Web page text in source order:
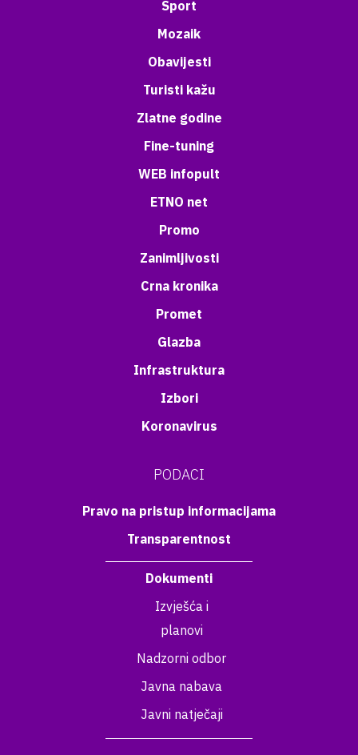
Sport
Mozaik
Obavijesti
Turisti kažu
Zlatne godine
Fine-tuning
WEB infopult
ETNO net
Promo
Zanimljivosti
Crna kronika
Promet
Glazba
Infrastruktura
Izbori
Koronavirus
PODACI
Pravo na pristup informacijama
Transparentnost
Dokumenti
Izvješća i
planovi
Nadzorni odbor
Javna nabava
Javni natječaji